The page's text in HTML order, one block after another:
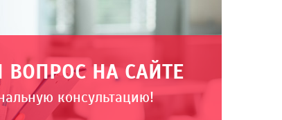
ВОПРОС НА САЙТЕ
консультацию!